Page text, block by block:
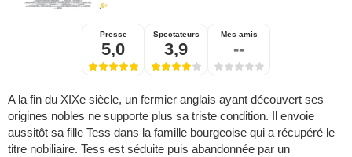
Presse
5,0
Spectateurs
3,9
Mes amis
--
A la fin du XIXe siècle, un fermier anglais ayant découvert ses
origines nobles ne supporte plus sa triste condition. Il envoie
aussitôt sa fille Tess dans la famille bourgeoise qui a récupéré le
titre nobiliaire. Tess est séduite puis abandonnée par un